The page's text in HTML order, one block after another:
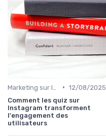
• 12/08/2025
Comment les quiz sur
Instagram transforment
l'engagement des
utilisateurs